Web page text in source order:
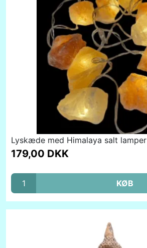
Lyskæde med Himalaya salt lamper
179,00 DKK
KØB